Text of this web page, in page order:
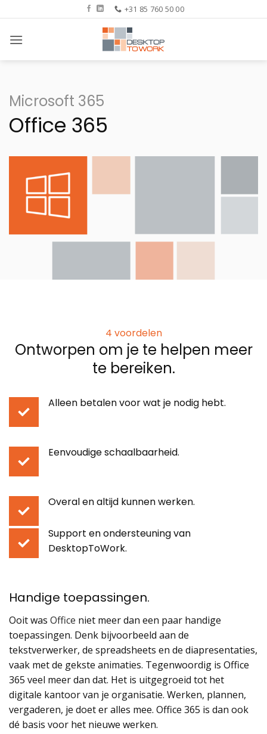
naar
inhoud
+31 85 760 50 00
Microsoft 365
Office 365
4 voordelen
Ontworpen om je te helpen meer
te bereiken.
Alleen betalen voor wat je nodig hebt.
Eenvoudige schaalbaarheid.
Overal en altijd kunnen werken.
Support en ondersteuning van
DesktopToWork.
Handige toepassingen.
Ooit was Office niet meer dan een paar handige
toepassingen. Denk bijvoorbeeld aan de
tekstverwerker, de spreadsheets en de diapresentaties,
vaak met de gekste animaties. Tegenwoordig is Office
365 veel meer dan dat. Het is uitgegroeid tot het
digitale kantoor van je organisatie. Werken, plannen,
vergaderen, je doet er alles mee. Office 365 is dan ook
dé basis voor het nieuwe werken.